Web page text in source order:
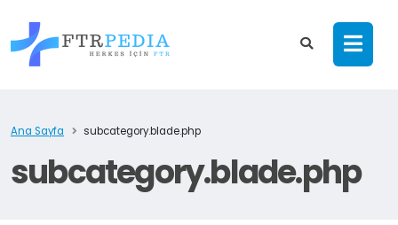
subcategory.blade.php
Ana Sayfa subcategory.blade.php